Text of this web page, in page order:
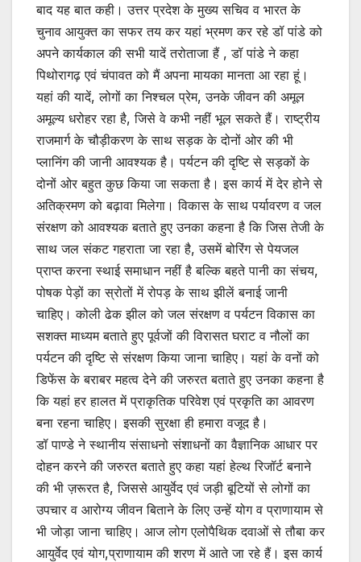
बाद यह बात कही। उत्तर प्रदेश के मुख्य सचिव व भारत के
चुनाव आयुक्त का सफर तय कर यहां भ्रमण कर रहे डॉ पांडे को
अपने कार्यकाल की सभी यादें तरोताजा हैं , डॉ पांडे ने कहा
पिथोरागढ़ एवं चंपावत को मैं अपना मायका मानता आ रहा हूं।
यहां की यादें, लोगों का निश्चल प्रेम, उनके जीवन की अमूल
अमूल्य धरोहर रहा है, जिसे वे कभी नहीं भूल सकते हैं। राष्ट्रीय
राजमार्ग के चौड़ीकरण के साथ सड़क के दोनों ओर की भी
प्लानिंग की जानी आवश्यक है। पर्यटन की दृष्टि से सड़कों के
दोनों ओर बहुत कुछ किया जा सकता है। इस कार्य में देर होने से
अतिक्रमण को बढ़ावा मिलेगा। विकास के साथ पर्यावरण व जल
संरक्षण को आवश्यक बताते हुए उनका कहना है कि जिस तेजी के
साथ जल संकट गहराता जा रहा है, उसमें बोरिंग से पेयजल
प्राप्त करना स्थाई समाधान नहीं है बल्कि बहते पानी का संचय,
पोषक पेड़ों का स्रोतों में रोपड़ के साथ झीलें बनाई जानी
चाहिए। कोली ढेक झील को जल संरक्षण व पर्यटन विकास का
सशक्त माध्यम बताते हुए पूर्वजों की विरासत घराट व नौलों का
पर्यटन की दृष्टि से संरक्षण किया जाना चाहिए। यहां के वनों को
डिफेंस के बराबर महत्व देने की जरुरत बताते हुए उनका कहना है
कि यहां हर हालत में प्राकृतिक परिवेश एवं प्रकृति का आवरण
बना रहना चाहिए। इसकी सुरक्षा ही हमारा वजूद है।
डॉ पाण्डे ने स्थानीय संसाधनो संशाधनों का वैज्ञानिक आधार पर
दोहन करने की जरुरत बताते हुए कहा यहां हेल्थ रिजॉर्ट बनाने
की भी ज़रूरत है, जिससे आयुर्वेद एवं जड़ी बूटियों से लोगों का
उपचार व आरोग्य जीवन बिताने के लिए उन्हें योग व प्राणायाम से
भी जोड़ा जाना चाहिए। आज लोग एलोपैथिक दवाओं से तौबा कर
आयुर्वेद एवं योग,प्राणायाम की शरण में आते जा रहे हैं। इस कार्य